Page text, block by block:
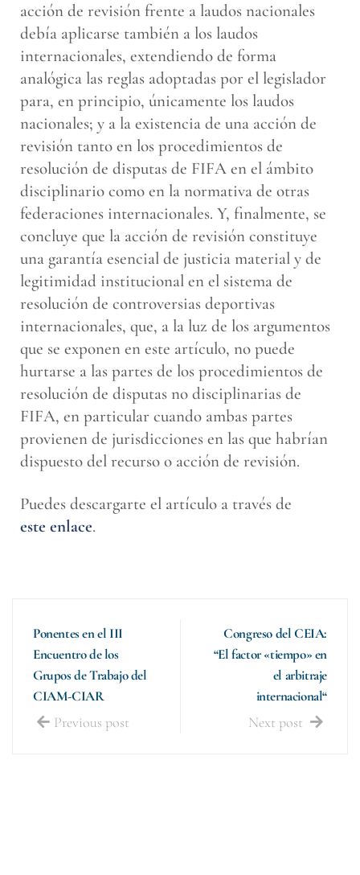
acción de revisión frente a laudos nacionales
debía aplicarse también a los laudos
internacionales, extendiendo de forma
analógica las reglas adoptadas por el legislador
para, en principio, únicamente los laudos
nacionales; y a la existencia de una acción de
revisión tanto en los procedimientos de
resolución de disputas de FIFA en el ámbito
disciplinario como en la normativa de otras
federaciones internacionales. Y, finalmente, se
concluye que la acción de revisión constituye
una garantía esencial de justicia material y de
legitimidad institucional en el sistema de
resolución de controversias deportivas
internacionales, que, a la luz de los argumentos
que se exponen en este artículo, no puede
hurtarse a las partes de los procedimientos de
resolución de disputas no disciplinarias de
FIFA, en particular cuando ambas partes
provienen de jurisdicciones en las que habrían
dispuesto del recurso o acción de revisión.
Puedes descargarte el artículo a través de
este enlace.
Ponentes en el III
Encuentro de los
Grupos de Trabajo del
CIAM-CIAR
Previous post
Congreso del CEIA:
“El factor «tiempo» en
el arbitraje
internacional“
Next post